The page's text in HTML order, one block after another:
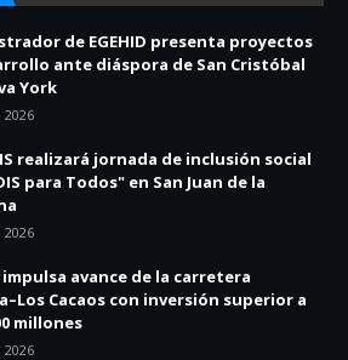
de EGEHID presenta proyectos
ante diáspora de San Cristóbal
York
2026
realizará jornada de inclusión social
para Todos" en San Juan de la
2026
impulsa avance de la carretera
Cacaos con inversión superior a
millones
2026